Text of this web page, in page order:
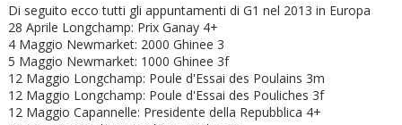
Di seguito ecco tutti gli appuntamenti di G1 nel 2013 in Europa
28 Aprile Longchamp: Prix Ganay 4+
4 Maggio Newmarket: 2000 Ghinee 3
5 Maggio Newmarket: 1000 Ghinee 3f
12 Maggio Longchamp: Poule d'Essai des Poulains 3m
12 Maggio Longchamp: Poule d'Essai des Pouliches 3f
12 Maggio Capannelle: Presidente della Repubblica 4+